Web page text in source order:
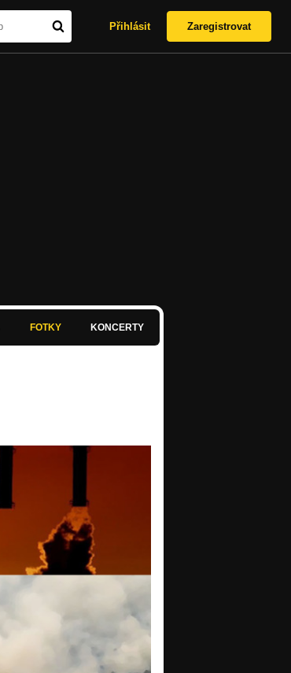
Přihlásit Zaregistrovat
FOTKY KONCERTY